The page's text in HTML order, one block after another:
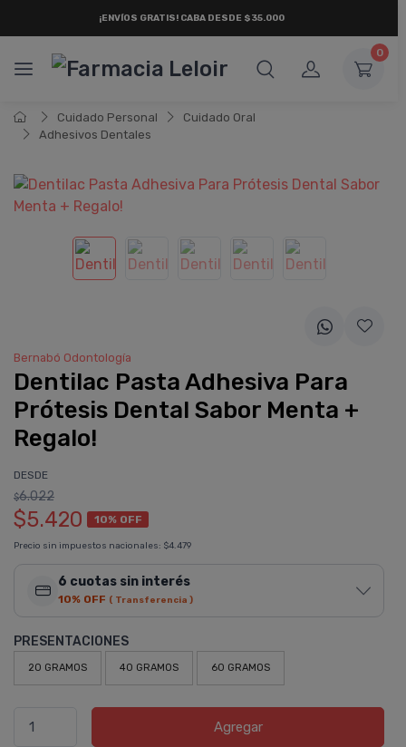
¡ENVÍOS GRATIS!
0
Cuidado Personal
Cuidado Oral
Adhesivos Dentales
Bernabó Odontologí­a
Dentilac Pasta Adhesiva Para
Prótesis Dental Sabor Menta +
Regalo!
DESDE
$6.022
$5.420 10% OFF
Precio sin impuestos nacionales: $4.479
6 cuotas sin interés
10% OFF ( Transferencia )
PRESENTACIONES
20 GRAMOS 40 GRAMOS 60 GRAMOS
Agregar